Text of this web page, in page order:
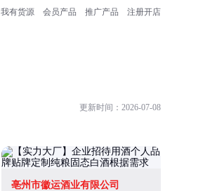
我有货源 会员产品 推广产品 注册开店
更新时间：2026-07-08
亳州市徽运酒业有限公司